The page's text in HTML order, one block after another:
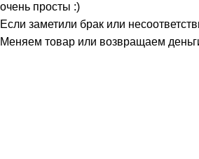
очень просты :)
Если заметили брак или
Меняем товар или возвращаем